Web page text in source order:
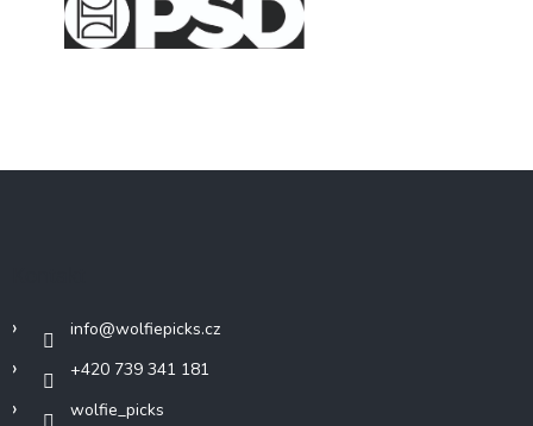
info@wolfiepicks.cz
+420 739 341 181
wolfie_picks